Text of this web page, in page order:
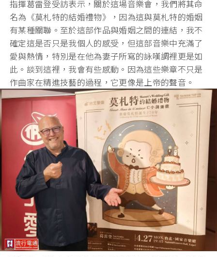
指揮葛雷登受訪表示，關於這場音樂會，我們將其命
名為《莫札特的結婚禮物》，因為這與莫札特的婚姻
有某種關聯。 至於這部作品與婚姻之間的連結， 我不
確定這是否只是我個人的感受，但這部音樂中充滿了
愛與熱情， 特別是在他為妻子所寫的詠嘆調裡更是如
此。談到這裡， 我會有些感動。因為這些樂章不只是
作曲家在精進技藝的過程， 它更像是上帝的聲音。